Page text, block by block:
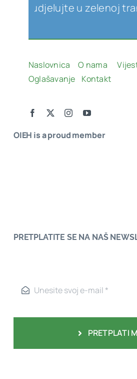
OIEH is a proud member
PRETPLATITE SE NA NAŠ
PRETPLATI
Sudjelujte u zelenoj
Naslovnica O nama
Oglašavanje
Kontakt